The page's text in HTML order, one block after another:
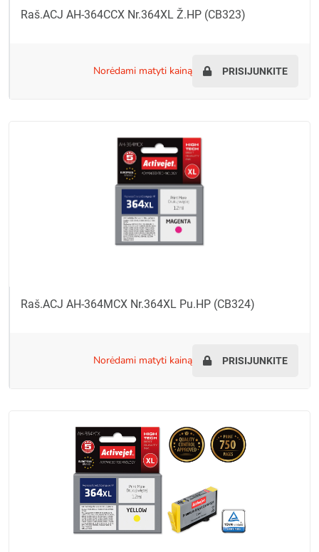
Raš.ACJ AH-364CCX Nr.364XL Ž.HP (CB323)
norėdami matyti kainą PRISIJUNKITE
Raš.ACJ AH-364MCX Nr.364XL Pu.HP (CB324)
norėdami matyti kainą PRISIJUNKITE